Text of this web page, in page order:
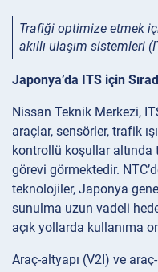
Trafiği optimize etmek
akıllı ulaşım sistemleri
Japonya’da ITS için
Nissan Teknik Merkezi,
araçlar, sensörler, trafik
kontrollü koşullar
görevi görmektedir.
teknolojiler, Japonya
sunulma uzun vadeli
açık yollarda kullanıma
Araç-altyapı (V2I) ve